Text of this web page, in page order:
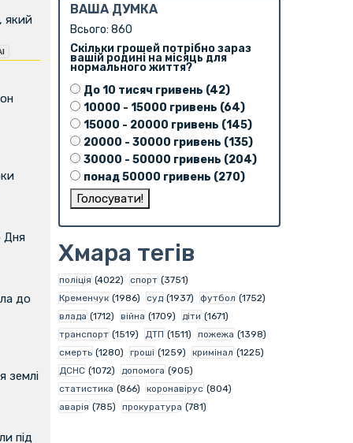
який
Дня
до
землі
під
ВАША ДУМКА
Всього: 860
Скільки грошей потрібно зараз
вашій родині на місяць для
нормального життя?
До 10 тисяч гривень (42)
10000 - 15000 гривень (64)
15000 - 20000 гривень (145)
20000 - 30000 гривень (135)
30000 - 50000 гривень (204)
понад 50000 гривень (270)
Хмара тегів
поліція (4022) спорт (3751)
Кременчук (1986) суд (1937) футбол (1752)
влада (1712) війна (1709) діти (1671)
транспорт (1519) ДТП (1511) пожежа (1398)
смерть (1280) гроші (1259) кримінал (1225)
ДСНС (1072) допомога (905)
статистика (866) коронавірус (804)
аварія (785) прокуратура (781)